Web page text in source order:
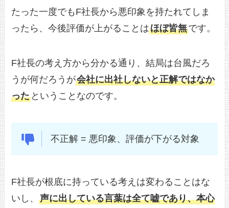
たった一度でもF社長から悪印象を持たれてしま
ったら、今後評価が上がることはほぼ皆無です。
F社長の考え方から分かる通り、結局は台風だろ
うが何だろうが会社に出社しないと正解ではなか
った ということなのです。
不正解 = 悪印象、評価が下がる対象
F社長が根底に持っている考えは変わることはな
いし、声に出している言葉は全て嘘であり、本心